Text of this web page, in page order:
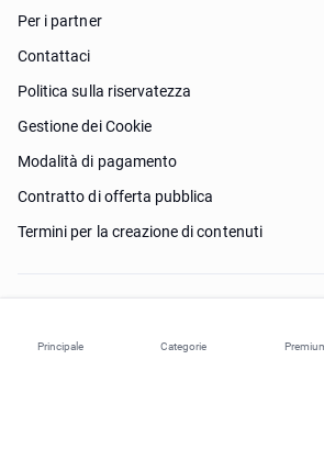
Principale Categorie
Per i partner
Contattaci
Politica sulla riservatezza
Gestione dei Cookie
Modalità di pagamento
Contratto di offerta pubblica
Termini per la creazione di contenuti
Ho bisogno di